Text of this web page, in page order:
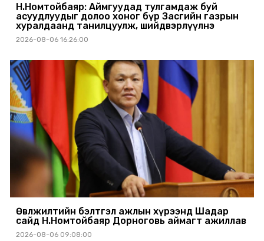
Н.Номтойбаяр: Аймгуудад тулгамдаж буй
асуудлуудыг долоо хоног бүр Засгийн газрын
хуралдаанд танилцуулж, шийдвэрлүүлнэ
2026-08-06 16:26:00
Өвөлжилтийн бэлтгэл ажлын хүрээнд Шадар
сайд Н.Номтойбаяр Дорноговь аймагт ажиллав
2026-08-06 09:08:00